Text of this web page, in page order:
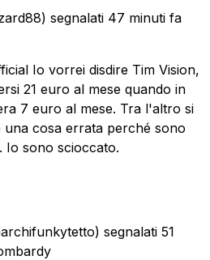
segnalati 47 minuti fa
Io vorrei disdire Tim Vision,
21 euro al mese quando in
7 euro al mese. Tra l'altro si
una cosa errata perché sono
Io sono scioccato.
segnalati 51